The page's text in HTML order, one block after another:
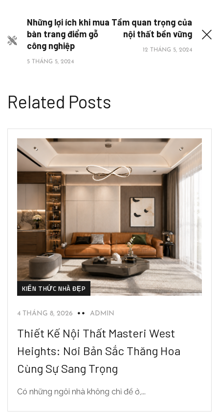
Những lợi ích khi mua
bàn trang điểm gỗ
công nghiệp
5 THÁNG 5, 2024
Tầm quan trọng của
nội thất bền vững
12 THÁNG 5, 2024
Related Posts
KIẾN THỨC NHÀ ĐẸP
4 THÁNG 8, 2026 ADMIN
Thiết Kế Nội Thất Masteri West
Heights: Nơi Bản Sắc Thăng Hoa
Cùng Sự Sang Trọng
Có những ngôi nhà không chỉ để ở,...